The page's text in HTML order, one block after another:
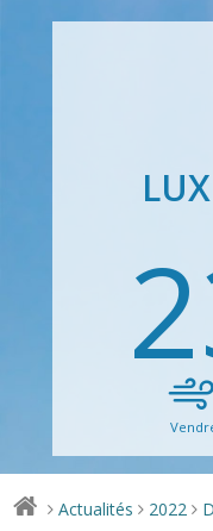
> Actualités > 2022 >